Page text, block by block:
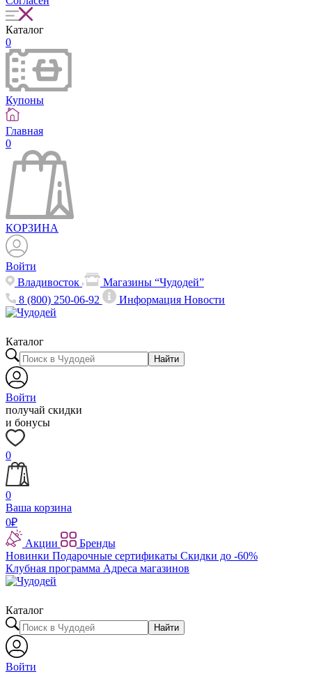
Каталог
0
Купоны
Главная
0
КОРЗИНА
Войти
Владивосток
Магазины “Чудодей”
8 (800) 250-06-92
ИнформацияНовости
Каталог
Найти
Войти
получай скидки
и бонусы
0
0
Ваша корзина
0₽
Акции
Бренды
Новинки Подарочные сертификаты Скидки до -60%
Клубная программа Адреса магазинов
Каталог
Найти
Войти